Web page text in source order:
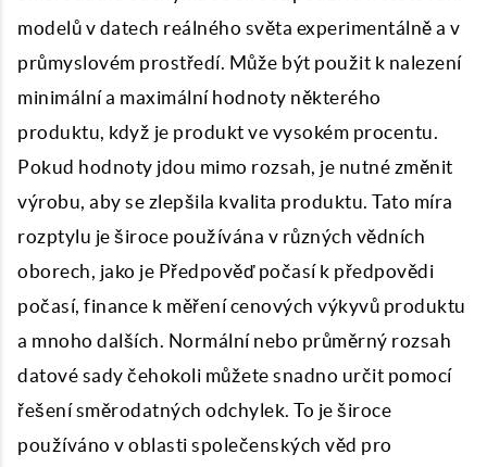
modelů v datech reálného světa experimentálně a v
průmyslovém prostředí. Může být použit k nalezení
minimální a maximální hodnoty některého
produktu, když je produkt ve vysokém procentu.
Pokud hodnoty jdou mimo rozsah, je nutné změnit
výrobu, aby se zlepšila kvalita produktu. Tato míra
rozptylu je široce používána v různých vědních
oborech, jako je Předpověď počasí k předpovědi
počasí, finance k měření cenových výkyvů produktu
a mnoho dalších. Normální nebo průměrný rozsah
datové sady čehokoli můžete snadno určit pomocí
řešení směrodatných odchylek. To je široce
používáno v oblasti společenských věd pro